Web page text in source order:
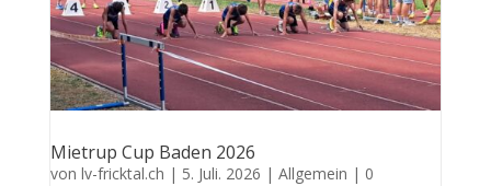
Mietrup Cup Baden 2026
von lv-fricktal.ch | 5. Juli. 2026 | Allgemein | 0